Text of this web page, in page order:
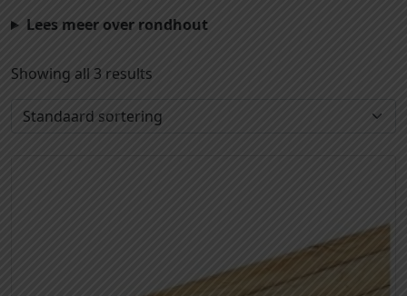
Lees meer over rondhout
Showing all 3 results